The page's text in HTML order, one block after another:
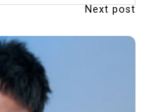
Next post